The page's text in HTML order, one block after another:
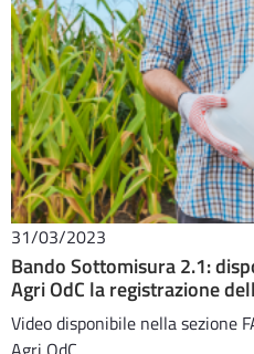
31/03/2023
Bando Sottomisura 2.1:
Agri OdC la registrazione
Video disponibile nella sezione